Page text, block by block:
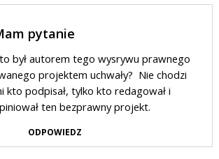
pytanie
był autorem tego wysrywu prawnego
projektem uchwały? Nie chodzi
kto podpisał, tylko kto redagował i
ten bezprawny projekt.
ODPOWIEDZ